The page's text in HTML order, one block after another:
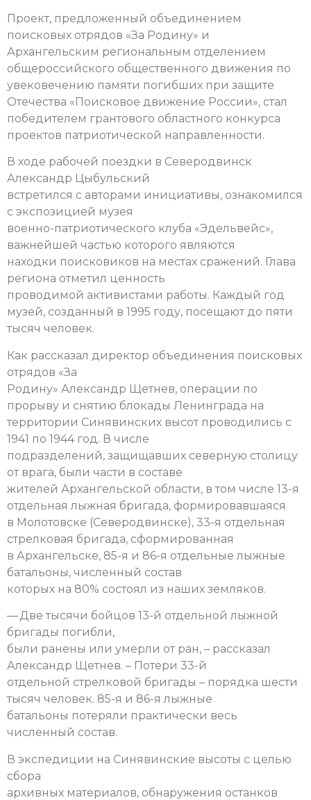
Проект, предложенный объединением
поисковых отрядов «За Родину» и
Архангельским региональным отделением
общероссийского общественного движения по
увековечению памяти погибших при защите
Отечества «Поисковое движение России», стал
победителем грантового областного конкурса
проектов патриотической направленности.
В ходе рабочей поездки в Северодвинск
Александр Цыбульский
встретился с авторами инициативы, ознакомился
с экспозицией музея
военно-патриотического клуба «Эдельвейс»,
важнейшей частью которого являются
находки поисковиков на местах сражений. Глава
региона отметил ценность
проводимой активистами работы. Каждый год
музей, созданный в 1995 году, посещают до пяти
тысяч человек.
Как рассказал директор объединения поисковых
отрядов «За
Родину» Александр Щетнев, операции по
прорыву и снятию блокады Ленинграда на
территории Синявинских высот проводились с
1941 по 1944 год. В числе
подразделений, защищавших северную столицу
от врага, были части в составе
жителей Архангельской области, в том числе 13-я
отдельная лыжная бригада, формировавшаяся
в Молотовске (Северодвинске), 33-я отдельная
стрелковая бригада, сформированная
в Архангельске, 85-я и 86-я отдельные лыжные
батальоны, численный состав
которых на 80% состоял из наших земляков.
— Две тысячи бойцов 13-й отдельной лыжной
бригады погибли,
были ранены или умерли от ран, – рассказал
Александр Щетнев. – Потери 33-й
отдельной стрелковой бригады – порядка шести
тысяч человек. 85-я и 86-я лыжные
батальоны потеряли практически весь
численный состав.
В экспедиции на Синявинские высоты с целью
сбора
архивных материалов, обнаружения останков